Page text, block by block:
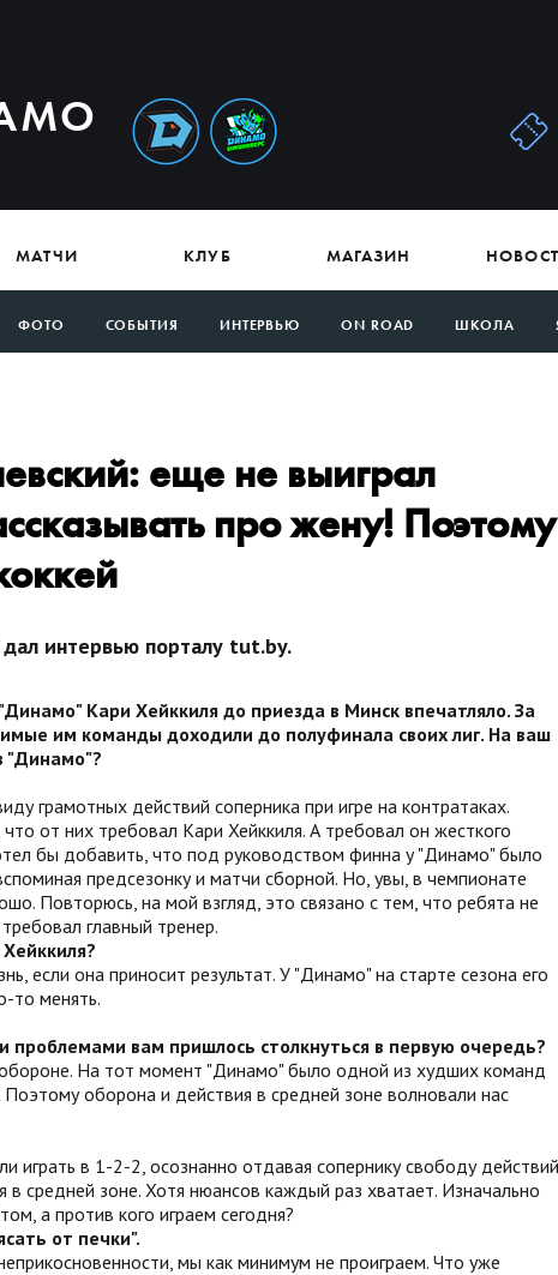
МАТЧИ КЛУБ МАГАЗИН
ФОТО СОБЫТИЯ ИНТЕРВЬЮ ON ROAD ШКОЛА
еще не выиграл
про жену! Поэтому
интервью порталу tut.by.
Кари Хейккиля до приезда в Минск впечатляло. За
им команды доходили до полуфинала своих лиг. На ваш
"Динамо"?
грамотных действий соперника при игре на контратаках.
от них требовал Кари Хейккиля. А требовал он жесткого
бы добавить, что под руководством финна у "Динамо" было
предсезонку и матчи сборной. Но, увы, в чемпионате
Повторюсь, на мой взгляд, это связано с тем, что ребята не
главный тренер.
если она приносит результат. У "Динамо" на старте сезона его
то менять.
проблемами вам пришлось столкнуться в первую очередь?
На тот момент "Динамо" было одной из худших команд
оборона и действия в средней зоне волновали нас
играть в 1-2-2, осознанно отдавая сопернику свободу действий
в средней зоне. Хотя нюансов каждый раз хватает. Изначально
а против кого играем сегодня?
от печки".
мы как минимум не проиграем. Что уже